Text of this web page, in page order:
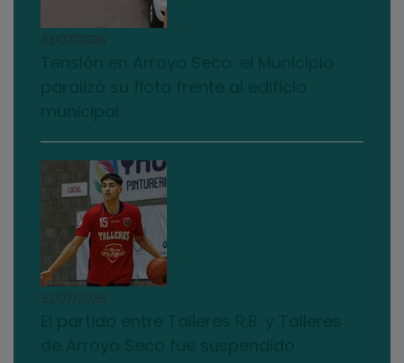
31/07/2026
31/07/2026